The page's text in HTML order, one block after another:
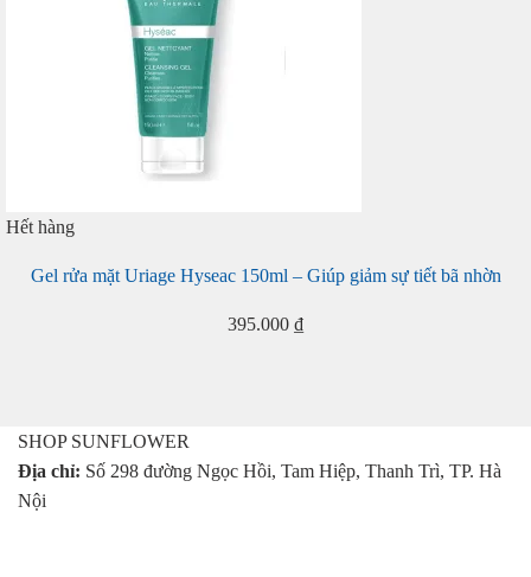
Hết hàng
Gel rửa mặt Uriage Hyseac 150ml – Giúp giảm sự tiết bã nhờn
395.000 ₫
SHOP SUNFLOWER
Địa chỉ: Số 298 đường Ngọc Hồi, Tam Hiệp, Thanh Trì, TP. Hà
Nội